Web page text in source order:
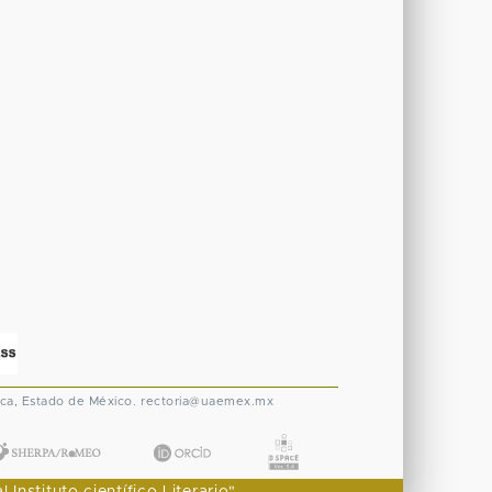
Estado de México. rectoria@uaemex.mx